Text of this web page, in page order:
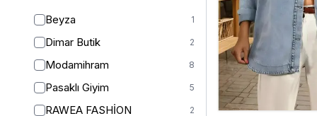
Beyza 1
Dimar Butik 2
Modamihram 8
Pasaklı Giyim 5
RAWEA FASHİON 2